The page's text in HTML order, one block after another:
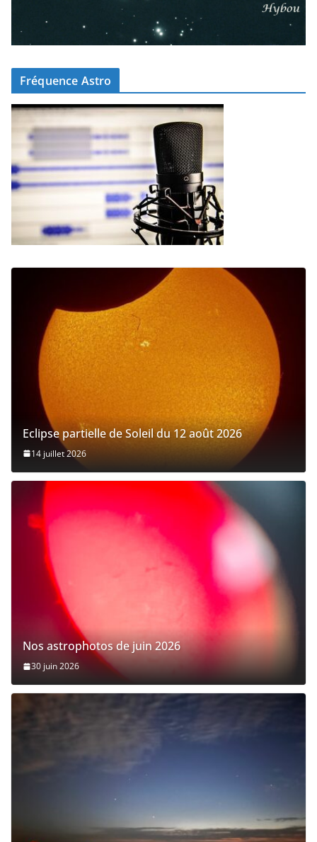
Fréquence Astro
Eclipse partielle de Soleil du 12 août 2026
14 juillet 2026
Nos astrophotos de juin 2026
30 juin 2026